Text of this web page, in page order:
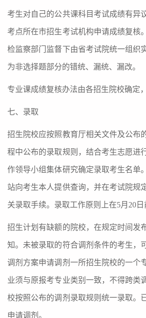
考生对自己的公共课科目考试成绩有异
考点所在市招生考试机构申请成绩复核
检监察部门监督下由省考试院统一组织
为非选择题部分的错统、漏统、漏改。
专业课成绩复核办法由各招生院校确定
七、录取
招生院校应按照教育厅相关文件及公布
程中公布的录取规则，结合考生志愿进
作领导小组集体研究确定录取考生名单
站向考生本人提供查询，并在考试院规
关录取手续。录取工作原则上在5月 20
招生计划有缺额的院校，在规定时间发
知。未被录取的符合调剂条件的考生，
调剂方案申请调剂一所招生院校的一个
业须与原报考专业类别一致，不得跨类
校按照公布的调剂录取规则统一录取。
申请调剂。